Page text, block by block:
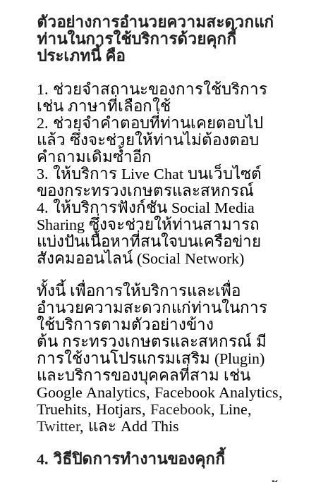
ตัวอย่างการอำนวยความสะดวกแก่
ท่านในการใช้บริการด้วยคุกกี้
ประเภทนี้ คือ
1. ช่วยจำสถานะของการใช้บริการ
เช่น ภาษาที่เลือกใช้
2. ช่วยจำคำตอบที่ท่านเคยตอบไป
แล้ว ซึ่งจะช่วยให้ท่านไม่ต้องตอบ
คำถามเดิมซ้ำอีก
3. ให้บริการ Live Chat บนเว็บไซต์
ของกระทรวงเกษตรและสหกรณ์
4. ให้บริการฟังก์ชัน Social Media
Sharing ซึ่งจะช่วยให้ท่านสามารถ
แบ่งปันเนื้อหาที่สนใจบนเครือข่าย
สังคมออนไลน์ (Social Network)
ทั้งนี้ เพื่อการให้บริการและเพื่อ
อำนวยความสะดวกแก่ท่านในการ
ใช้บริการตามตัวอย่างข้าง
ต้น กระทรวงเกษตรและสหกรณ์ มี
การใช้งานโปรแกรมเสริม (Plugin)
และบริการของบุคคลที่สาม เช่น
Google Analytics, Facebook Analytics,
Truehits, Hotjars, Facebook, Line,
Twitter, และ Add This
4. วิธีปิดการทำงานของคุกกี้